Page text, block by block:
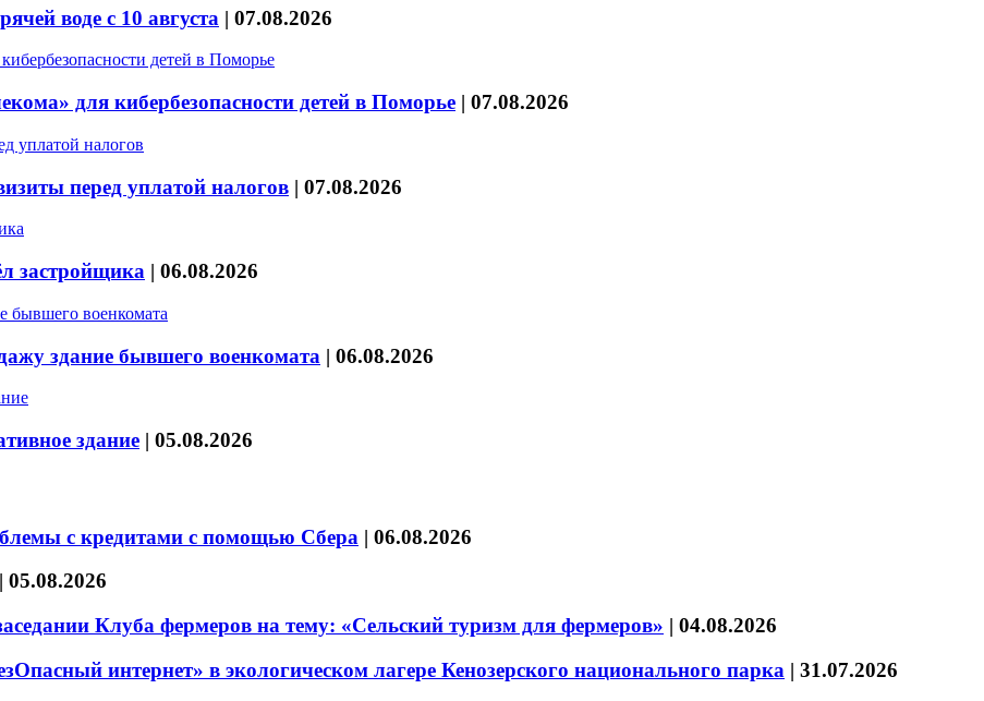
воде с 10 августа | 07.08.2026
для кибербезопасности детей в Поморье | 07.08.2026
перед уплатой налогов | 07.08.2026
застройщика | 06.08.2026
здание бывшего военкомата | 06.08.2026
здание | 05.08.2026
с кредитами с помощью Сбера | 06.08.2026
| 05.08.2026
Клуба фермеров на тему: «Сельский туризм для фермеров» | 04.08.2026
интернет» в экологическом лагере Кенозерского национального парка | 31.07.2026